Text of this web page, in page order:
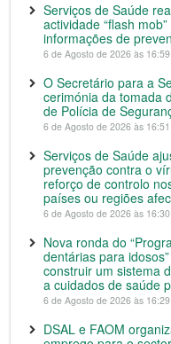
Serviços de Saúde
actividade “flash
informações de
6 de Agosto de 2026 às 16:59
O Secretário para a
cerimónia da tomada
de Polícia de
6 de Agosto de 2026 às 16:51
Serviços de Saúde
prevenção contra o
reforço de controlo
países ou regiões
6 de Agosto de 2026 às 16:30
Nova ronda do
dentárias para
construir um sistema
a cuidados de saúde
6 de Agosto de 2026 às 16:29
DSAL e FAOM